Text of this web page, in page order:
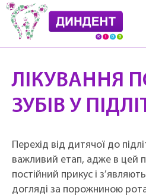
ЛІКУВАННЯ
ЗУБІВ У
Перехід від дитячої до
важливий етап, адже в цей
постійний прикус і
догляді за порожниною рота.